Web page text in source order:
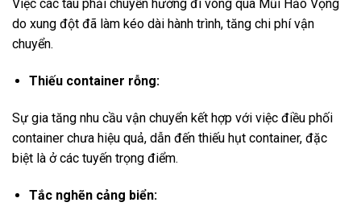
Việc các tàu phải chuyển hướng đi vòng qua Mũi Hảo Vọng
do xung đột đã làm kéo dài hành trình, tăng chi phí vận
chuyển.
Thiếu container rỗng:
Sự gia tăng nhu cầu vận chuyển kết hợp với việc điều phối
container chưa hiệu quả, dẫn đến thiếu hụt container, đặc
biệt là ở các tuyến trọng điểm.
Tắc nghẽn cảng biển: